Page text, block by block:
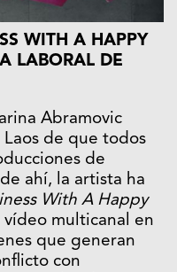
WITH A HAPPY
LABORAL DE
Abramovic
de que todos
de
ahí, la artista ha
With A Happy
multicanal en
que generan
con